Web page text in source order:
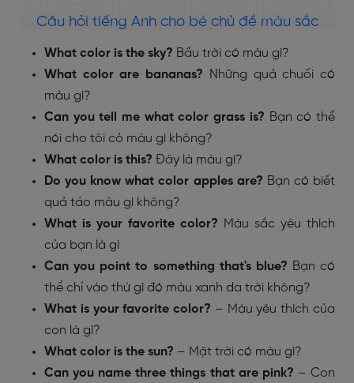
Câu hỏi tiếng Anh cho bé chủ đề màu sắc
What color is the sky? Bầu trời có màu gì?
What color are bananas? Những quả chuối có
màu gì?
Can you tell me what color grass is? Bạn có thể
nói cho tôi cỏ màu gì không?
What color is this? Đây là màu gì?
Do you know what color apples are? Bạn có biết
quả táo màu gì không?
What is your favorite color? Màu sắc yêu thích
của bạn là gì
Can you point to something that's blue? Bạn có
thể chỉ vào thứ gì đó màu xanh da trời không?
What is your favorite color? – Màu yêu thích của
con là gì?
What color is the sun? – Mặt trời có màu gì?
Can you name three things that are pink? – Con